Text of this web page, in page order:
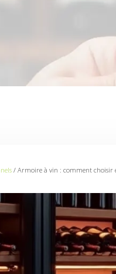
/ Armoire à vin : comment choisir